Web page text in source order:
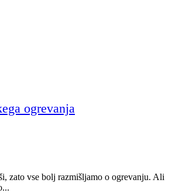
ogrevanja
zato vse bolj razmišljamo o ogrevanju. Ali